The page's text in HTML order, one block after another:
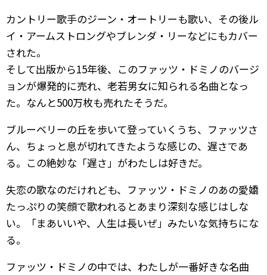
カントリー歌手のジーン・オートリーも歌い、その後ル
イ・アームストロングやブレンダ・リーなどにもカバー
された。
そして出版から15年後、このファッツ・ドミノのバージ
ョンが爆発的に売れ、老若男女に知られる名曲となっ
た。なんと500万枚も売れたそうだ。
ブルーベリーの丘を歩いて登っていくうち、ファッツさ
ん、ちょっと息が切れてきたような感じの、遅さであ
る。この絶妙な「遅さ」がわたしは好きだ。
失恋の歌なのだけれども、ファッツ・ドミノのあの愛嬌
たっぷりの笑顔で歌われるとあまり深刻な感じはしな
い。「まあいいや、人生は長いぜ」みたいな気持ちにな
る。
ファッツ・ドミノの中では、わたしが一番好きな名曲